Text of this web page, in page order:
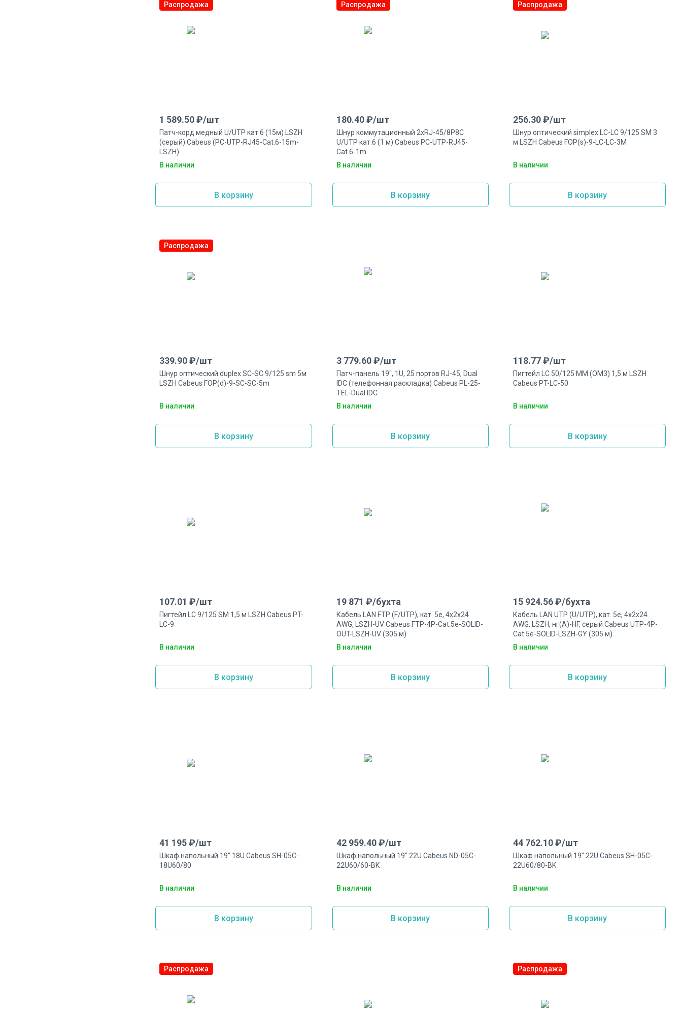
Распродажа
1 589.50₽/шт
Патч-корд медный U/UTP кат.6 (15м) LSZH
(серый) Cabeus (PC-UTP-RJ45-Cat.6-15m-
LSZH)
В наличии
В корзину
Распродажа
180.40 ₽/шт
Шнур коммутационный 2xRJ-45/8P8C
U/UTP кат.6 (1 м) Cabeus PC-UTP-RJ45-
Cat.6-1m
В наличии
В корзину
Распродажа
256.30 ₽/шт
Шнур оптический simplex LC-LC 9/125 SM 3
м LSZH Cabeus FOP(s)-9-LC-LC-3M
В наличии
В корзину
Распродажа
339.90₽/шт
Шнур оптический duplex SC-SC 9/125 sm 5м
LSZH Cabeus FOP(d)-9-SC-SC-5m
В наличии
В корзину
3 779.60 ₽/шт
Патч-панель 19", 1U, 25 портов RJ-45, Dual
IDC (телефонная раскладка) Cabeus PL-25-
TEL-Dual IDC
В наличии
В корзину
118.77 ₽/шт
Пигтейл LC 50/125 MM (OM3) 1,5 м LSZH
Cabeus PT-LC-50
В наличии
В корзину
107.01 ₽/шт
Пигтейл LC 9/125 SM 1,5 м LSZH Cabeus PT-
LC-9
В наличии
В корзину
19 871 ₽/бухта
Кабель LAN FTP (F/UTP), кат. 5e, 4x2x24
AWG, LSZH-UV Cabeus FTP-4P-Cat.5e-SOLID-
OUT-LSZH-UV (305 м)
В наличии
В корзину
15 924.56 ₽/бухта
Кабель LAN UTP (U/UTP), кат. 5e, 4x2x24
AWG, LSZH, нг(А)-HF, серый Cabeus UTP-4P-
Cat.5e-SOLID-LSZH-GY (305 м)
В наличии
В корзину
41 195₽/шт
Шкаф напольный 19" 18U Cabeus SH-05C-
18U60/80
В наличии
В корзину
42 959.40 ₽/шт
Шкаф напольный 19" 22U Cabeus ND-05C-
22U60/60-BK
В наличии
В корзину
44 762.10 ₽/шт
Шкаф напольный 19" 22U Cabeus SH-05C-
22U60/80-BK
В наличии
В корзину
Распродажа Распродажа